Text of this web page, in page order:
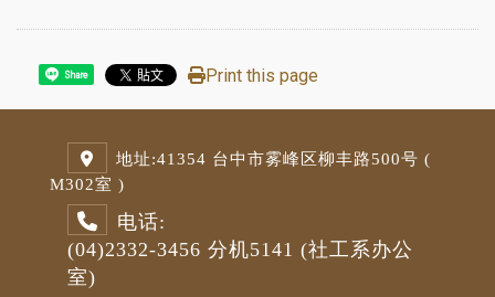
Share Print this page
地址:41354 台中市雾峰区柳丰路500号 (
M302室 )
电话:
(04)2332-3456 分机5141 (社工系办公
室)